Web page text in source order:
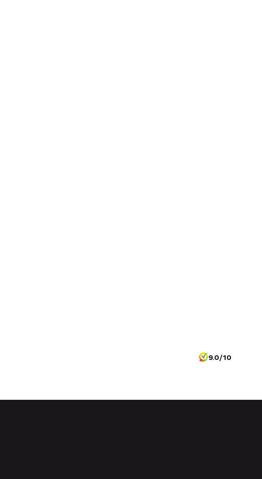
9.0/10